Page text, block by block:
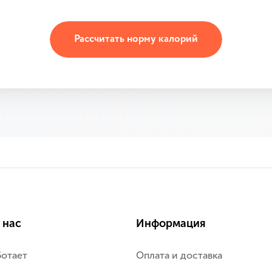
Рассчитать норму калорий
нас Информация
Оплата и доставка